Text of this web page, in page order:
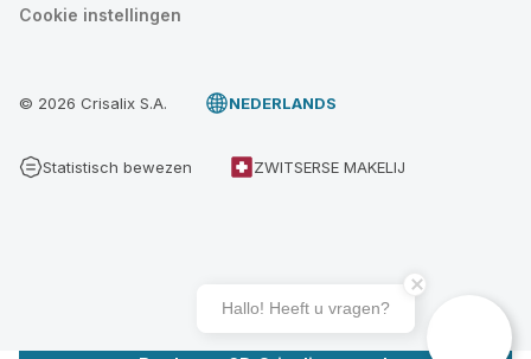
Cookie instellingen
© 2026 Crisalix S.A. NEDERLANDS
Statistisch bewezen ZWITSERSE MAKELIJ
Hallo! Heeft u vragen?